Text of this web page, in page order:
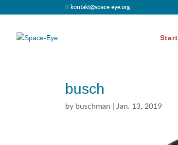
kontakt@space-eye.org
Start
busch
by buschman Jan. 13, 2019